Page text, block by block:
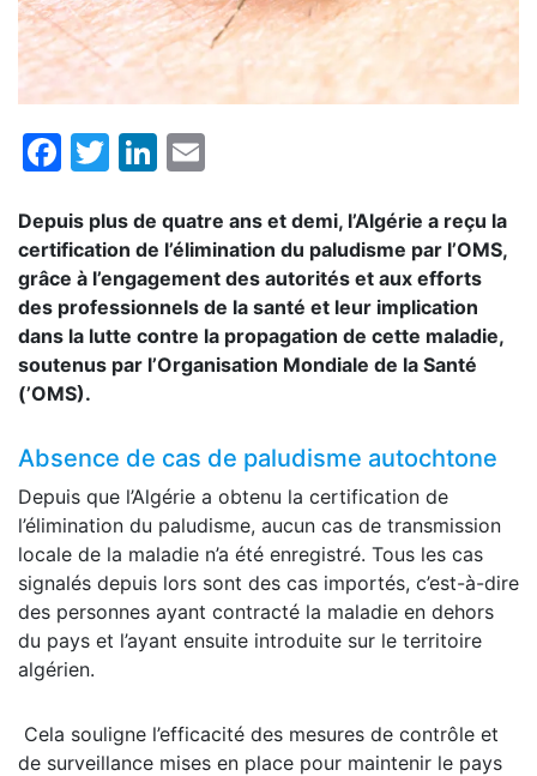
Facebook
TwitterLinkedIn
Depuis plus de quatre ans et demi, l’Algérie a reçu la
certification de l’élimination du paludisme par l’OMS,
grâce à l’engagement des autorités et aux efforts
des professionnels de la santé et leur implication
dans la lutte contre la propagation de cette maladie,
soutenus par l’Organisation Mondiale de la Santé
(’OMS).
Absence de cas de paludisme autochtone
Depuis que l’Algérie a obtenu la certification de
l’élimination du paludisme, aucun cas de transmission
locale de la maladie n’a été enregistré. Tous les cas
signalés depuis lors sont des cas importés, c’est-à-dire
des personnes ayant contracté la maladie en dehors
du pays et l’ayant ensuite introduite sur le territoire
algérien.
Cela souligne l’efficacité des mesures de contrôle et
de surveillance mises en place pour maintenir le pays